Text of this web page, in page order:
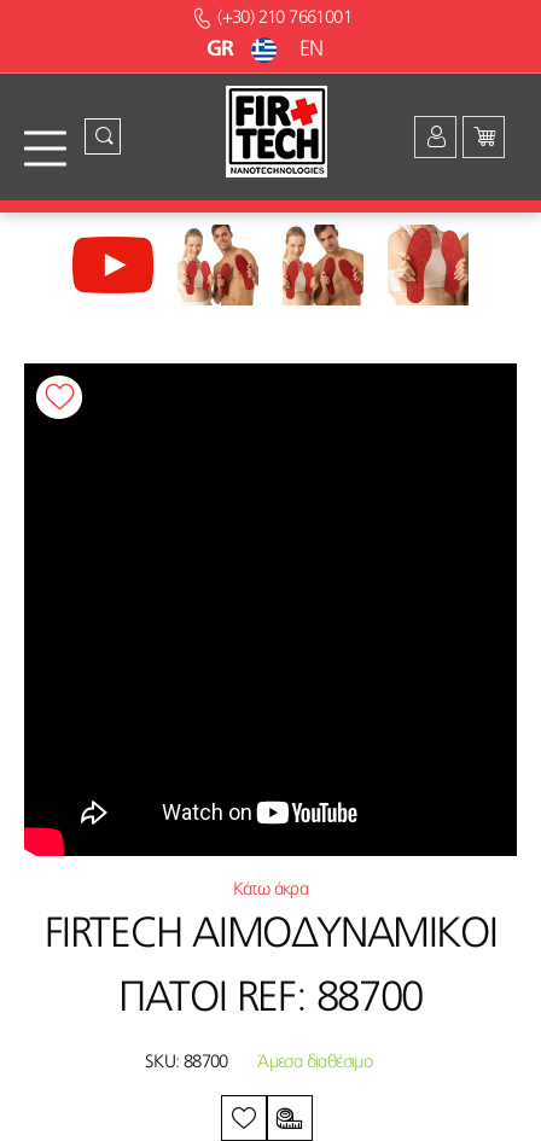
(+30) 210 7661001
GR EN
Κάτω άκρα
FIRTECH ΑΙΜΟΔΥΝΑΜΙΚΟΙ
ΠΑΤΟΙ REF: 88700
SKU: 88700 Άμεσα διαθέσιμο